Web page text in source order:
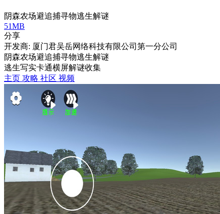
阴森农场避追捕寻物逃生解谜
51MB
分享
开发商: 厦门君吴岳网络科技有限公司第一分公司
阴森农场避追捕寻物逃生解谜
逃生写实卡通横屏解谜收集
主页 攻略 社区 视频